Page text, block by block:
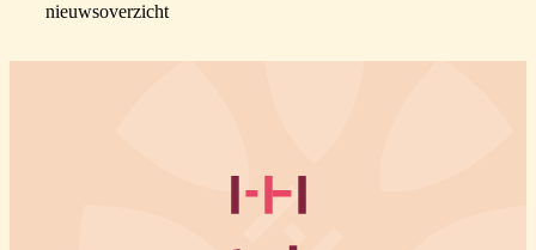
nieuwsoverzicht